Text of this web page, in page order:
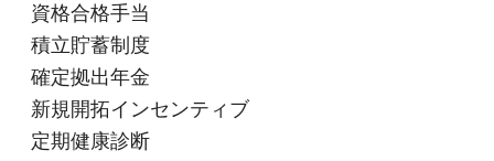
資格合格手当
積立貯蓄制度
確定拠出年金
新規開拓インセンティブ
定期健康診断